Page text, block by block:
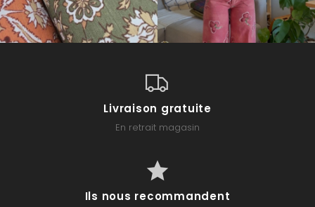
Livraison gratuite
En retrait magasin
Ils nous recommandent